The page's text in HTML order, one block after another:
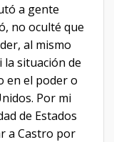
a gente
no oculté que
al mismo
situación de
en el poder o
Por mi
de Estados
a Castro por